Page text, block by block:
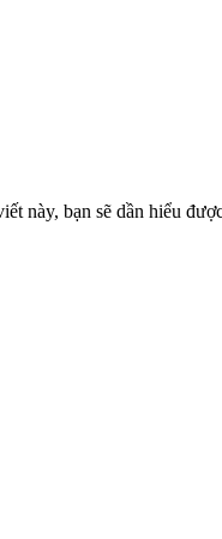
này, bạn sẽ dần hiểu